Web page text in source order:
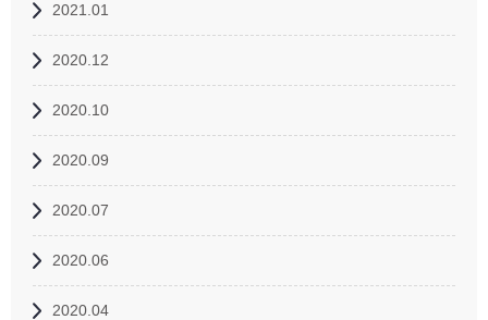
2021.01
2020.12
2020.10
2020.09
2020.07
2020.06
2020.04